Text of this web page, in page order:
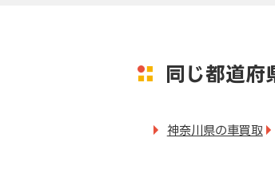
同じ都道府
神奈川県の車買取